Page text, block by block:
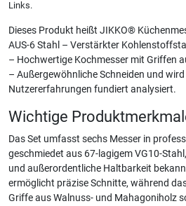
Links.
Dieses Produkt heißt JIKKO®
AUS-6 Stahl – Verstärkter
– Hochwertige Kochmesser mit Griffen
– Außergewöhnliche Schneiden und
Nutzererfahrungen fundiert analysiert.
Wichtige
Das Set umfasst sechs Messer in
geschmiedet aus 67-lagigem VG10-
und außerordentliche Haltbarkeit
ermöglicht präzise Schnitte, während
Griffe aus Walnuss- und Mahagoniholz